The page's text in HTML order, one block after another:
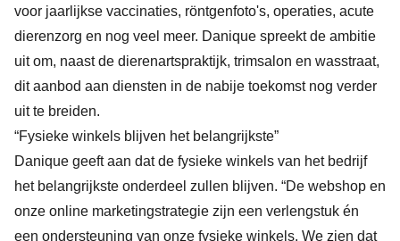
voor jaarlijkse vaccinaties, röntgenfoto's, operaties, acute
dierenzorg en nog veel meer. Danique spreekt de ambitie
uit om, naast de dierenartspraktijk, trimsalon en wasstraat,
dit aanbod aan diensten in de nabije toekomst nog verder
uit te breiden.
“Fysieke winkels blijven het belangrijkste”
Danique geeft aan dat de fysieke winkels van het bedrijf
het belangrijkste onderdeel zullen blijven. “De webshop en
onze online marketingstrategie zijn een verlengstuk én
een ondersteuning van onze fysieke winkels. We zien dat